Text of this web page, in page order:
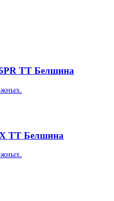
TT Белшина
TT Белшина